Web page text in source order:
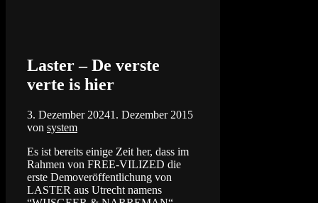
Laster – De verste
verte is hier
3. Dezember 20241. Dezember 2015
von system
Es ist bereits einige Zeit her, dass im
Rahmen von FREE-VILIZED die
erste Demoveröffentlichung von
LASTER aus Utrecht namens